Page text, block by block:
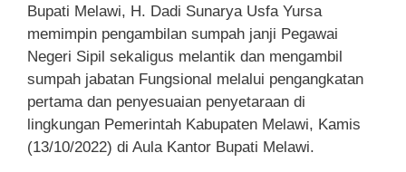
Bupati Melawi, H. Dadi Sunarya Usfa Yursa
memimpin pengambilan sumpah janji Pegawai
Negeri Sipil sekaligus melantik dan mengambil
sumpah jabatan Fungsional melalui pengangkatan
pertama dan penyesuaian penyetaraan di
lingkungan Pemerintah Kabupaten Melawi, Kamis
(13/10/2022) di Aula Kantor Bupati Melawi.